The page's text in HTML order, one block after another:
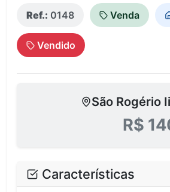
Ref.: 0148 Venda
Vendido
São Rogério
R$
Características